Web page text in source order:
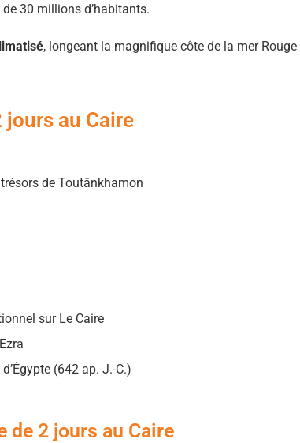
30 millions d’habitants.
, longeant la magnifique côte de la mer
au Caire
de Toutânkhamon
sur Le Caire
(642 ap. J.-C.)
de 2 jours au Caire